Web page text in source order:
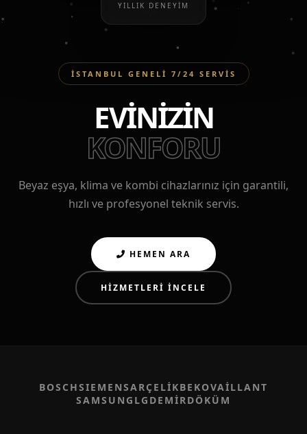
İSTANBUL GENELI 7/24 SERVIS
EVİNİZİN
KONFORU
Beyaz eşya, klima ve kombi cihazlarınız için garantili,
hızlı ve profesyonel teknik servis.
HEMEN ARA
HIZMETLERI İNCELE
YILLIK DENEYIM
BOSCHSIEMENSARÇELİKBEKOVAİLLANT
SAMSUNG LG DEMİRDÖKÜM